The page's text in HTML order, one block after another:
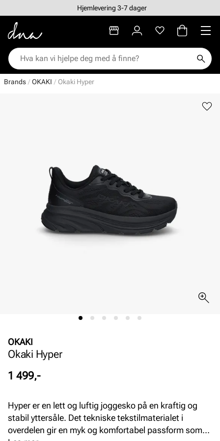
Hjemlevering 3-7 dager
Brands OKAKI Okaki Hyper
OKAKI
Okaki Hyper
Pris
1 499,-
Hyper er en lett og luftig joggesko på en kraftig og
stabil yttersåle. Det tekniske tekstilmaterialet i
overdelen gir en myk og komfortabel passform som